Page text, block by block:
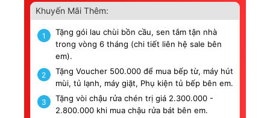
Khuyến Mãi Thêm:
1
Tặng gói lau chùi bồn cầu, sen tắm tận nhà
trong vòng 6 tháng (chi tiết liên hệ sale bên
em).
2
Tặng Voucher 500.000 để mua bếp từ, máy hút
mùi, tủ lạnh, máy giặt, Phụ kiện tủ bếp bên em.
3
Tặng vòi chậu rửa chén trị giá 2.300.000 -
2.800.000 khi mua chậu rửa bát bên em.